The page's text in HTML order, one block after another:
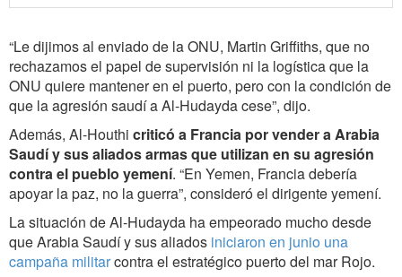
“Le dijimos al enviado de la ONU, Martin Griffiths, que no
rechazamos el papel de supervisión ni la logística que la
ONU quiere mantener en el puerto, pero con la condición de
que la agresión saudí a Al-Hudayda cese”, dijo.
Además, Al-Houthi criticó a Francia por vender a Arabia
Saudí y sus aliados armas que utilizan en su agresión
contra el pueblo yemení. “En Yemen, Francia debería
apoyar la paz, no la guerra”, consideró el dirigente yemení.
La situación de Al-Hudayda ha empeorado mucho desde
que Arabia Saudí y sus aliados iniciaron en junio una
campaña militarcontra el estratégico puerto del mar Rojo.